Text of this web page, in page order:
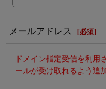
メールアドレス [必須]
ドメイン指定受信を利用
ールが受け取れるよう追